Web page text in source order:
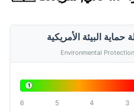
البيئة الأمريكية
Environmental
1
3
4
5
6